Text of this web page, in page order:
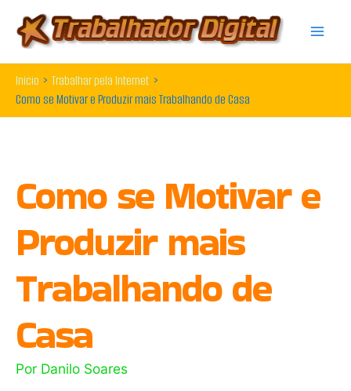
para
o
conteúdo
Início
Trabalhar pela Internet
Como se Motivar e Produzir mais Trabalhando de Casa
Como se Motivar e
Produzir mais
Trabalhando de
Casa
Por Danilo Soares